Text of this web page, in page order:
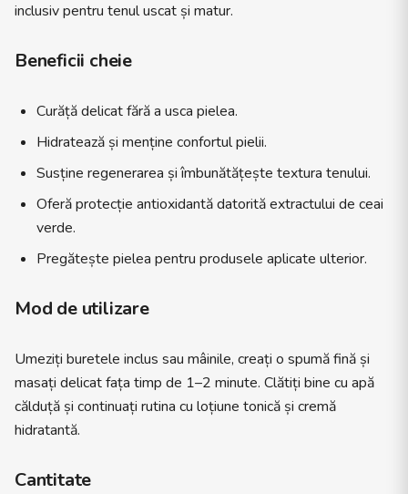
inclusiv pentru tenul uscat și matur.
Beneficii cheie
Curăță delicat fără a usca pielea.
Hidratează și menține confortul pielii.
Susține regenerarea și îmbunătățește textura tenului.
Oferă protecție antioxidantă datorită extractului de ceai
verde.
Pregătește pielea pentru produsele aplicate ulterior.
Mod de utilizare
Umeziți buretele inclus sau mâinile, creați o spumă fină și
masați delicat fața timp de 1–2 minute. Clătiți bine cu apă
călduță și continuați rutina cu loțiune tonică și cremă
hidratantă.
Cantitate